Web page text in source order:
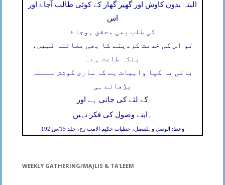
البتہ بدون کاوش اور گھیر گھار کے کوئی طالب آجاۓ اور
اس
کی طلب بھی محقق ہوجاۓ
تو اس کی خدمت کردینے کا بھی مضائقہ نہیں،
بلکہ طاعت ہے۔
باقی یہ کیا واہیات ہے کہ ساری کوشش سلسلہ
بڑھانے ہی
کے لئے کی جاتی ہے اور
اپنے وصول کی فکر نہیں ۔
وعظ: الوصل وہلفصل، خطبات حکیم الامت رح، جلد 15/ص 192
WEEKLY GATHERING/MAJLIS & TA’LEEM